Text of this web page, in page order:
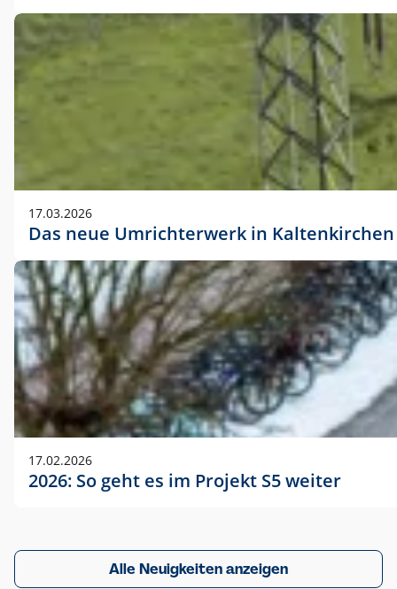
17.03.2026
Das neue Umrichterwerk in Kaltenkirchen
17.02.2026
2026: So geht es im Projekt S5 weiter
Alle Neuigkeiten anzeigen